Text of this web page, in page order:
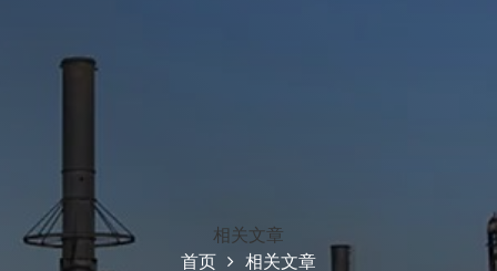
相关文章
首页
相关文章